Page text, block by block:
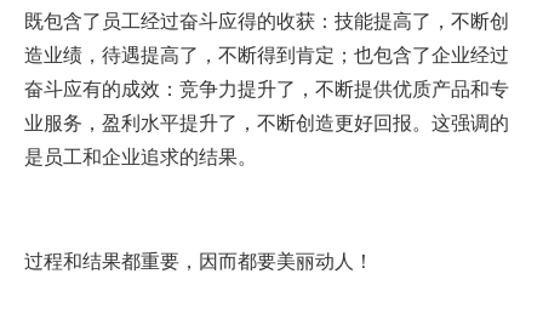
既包含了员工经过奋斗应得的收获：技能提高了，不断创
造业绩，待遇提高了，不断得到肯定；也包含了企业经过
奋斗应有的成效：竞争力提升了，不断提供优质产品和专
业服务，盈利水平提升了，不断创造更好回报。这强调的
是员工和企业追求的结果。
过程和结果都重要，因而都要美丽动人！